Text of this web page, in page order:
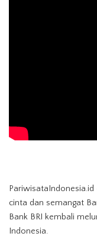
cinta dan semangat
Bank BRI kembali
Indonesia.